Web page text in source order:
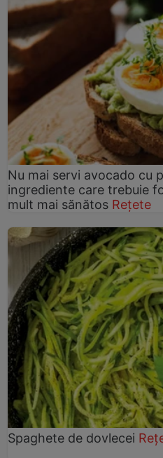
Nu mai servi avocado cu
ingrediente care trebuie
mult mai sănătos Rețete
Spaghete de dovlecei